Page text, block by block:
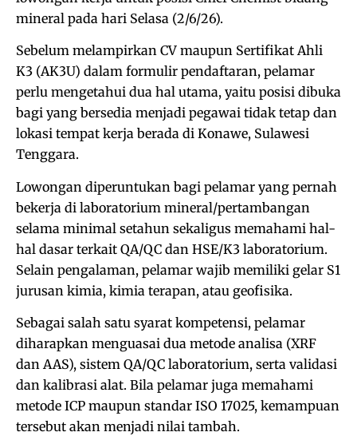
mineral pada hari Selasa (2/6/26).
Sebelum melampirkan CV maupun Sertifikat Ahli
K3 (AK3U) dalam formulir pendaftaran, pelamar
perlu mengetahui dua hal utama, yaitu posisi dibuka
bagi yang bersedia menjadi pegawai tidak tetap dan
lokasi tempat kerja berada di Konawe, Sulawesi
Tenggara.
Lowongan diperuntukan bagi pelamar yang pernah
bekerja di laboratorium mineral/pertambangan
selama minimal setahun sekaligus memahami hal-
hal dasar terkait QA/QC dan HSE/K3 laboratorium.
Selain pengalaman, pelamar wajib memiliki gelar S1
jurusan kimia, kimia terapan, atau geofisika.
Sebagai salah satu syarat kompetensi, pelamar
diharapkan menguasai dua metode analisa (XRF
dan AAS), sistem QA/QC laboratorium, serta validasi
dan kalibrasi alat. Bila pelamar juga memahami
metode ICP maupun standar ISO 17025, kemampuan
tersebut akan menjadi nilai tambah.